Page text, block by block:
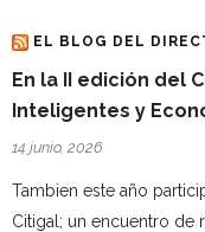
EL BLOG DEL
En la II edición del
Inteligentes y
14 junio, 2026
Tambien este año
Citigal; un encuentro de